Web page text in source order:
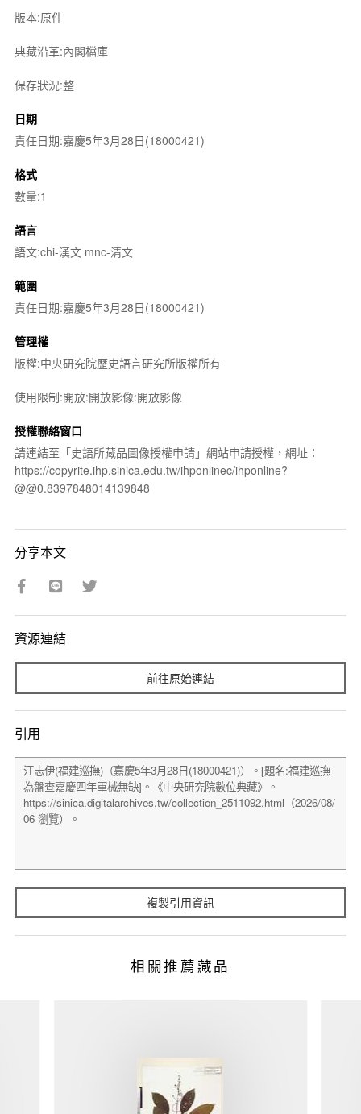
版本:原件
典藏沿革:內閣檔庫
保存狀況:整
日期
責任日期:嘉慶5年3月28日(18000421)
格式
數量:1
語言
語文:chi-漢文 mnc-清文
範圍
責任日期:嘉慶5年3月28日(18000421)
管理權
版權:中央研究院歷史語言研究所版權所有
使用限制:開放:開放影像:開放影像
授權聯絡窗口
請連結至「史語所藏品圖像授權申請」網站申請授權，網址：
https://copyrite.ihp.sinica.edu.tw/ihponlinec/ihponline?
@@0.8397848014139848
分享本文
資源連結
前往原始連結
引用
複製引用資訊
相關推薦藏品